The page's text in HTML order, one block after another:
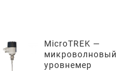
MicroTREK —
микроволновый
уровнемер